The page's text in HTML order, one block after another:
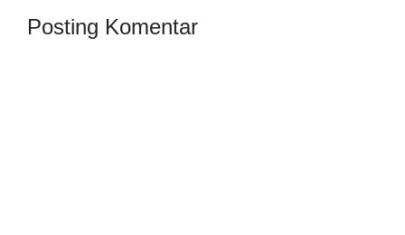
Posting Komentar